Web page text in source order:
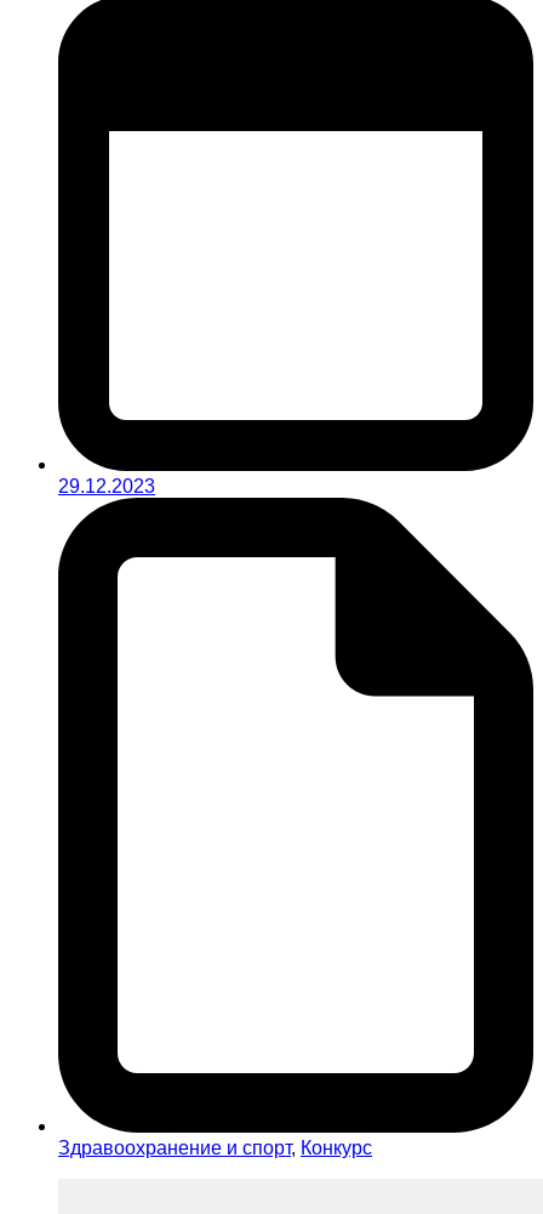
29.12.2023
Здравоохранение и спорт, Конкурс